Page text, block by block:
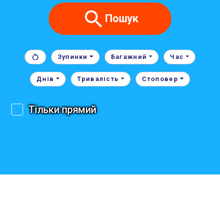
Пошук
Зупинки Багажний Час
Днів Тривалість Стоповер
Тільки прямий